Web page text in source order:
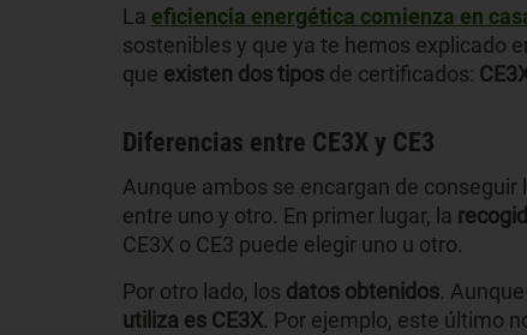
La eficiencia energética comienza en
sostenibles y que ya te hemos explicado
que existen dos tipos de certificados:
Diferencias entre CE3X y CE3
Aunque ambos se encargan de
entre uno y otro. En primer lugar, la
CE3X o CE3 puede elegir uno u otro.
Por otro lado, los datos obtenidos.
utiliza es CE3X. Por ejemplo, este último